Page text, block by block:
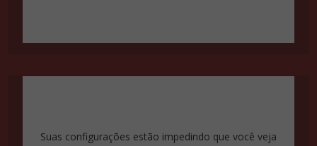
Suas configurações estão impedindo que você veja